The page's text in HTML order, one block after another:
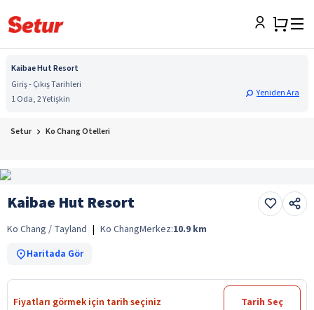
Kaibae Hut Resort
Giriş - Çıkış Tarihleri
1 Oda, 2 Yetişkin
Yeniden Ara
Setur Ko Chang Otelleri
Kaibae Hut Resort
Ko Chang / Tayland | Ko ChangMerkez:10.9 km
Haritada Gör
Fiyatları görmek için tarih seçiniz Tarih Seç